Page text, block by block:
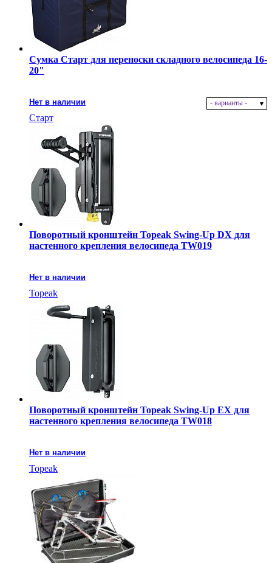
Сумка Старт для переноски складного велосипеда 16-
20"
Нет в наличии - варианты -
Старт
Поворотный кронштейн Topeak Swing-Up DX для
настенного крепления велосипеда TW019
Нет в наличии
Topeak
Поворотный кронштейн Topeak Swing-Up EX для
настенного крепления велосипеда TW018
Нет в наличии
Topeak